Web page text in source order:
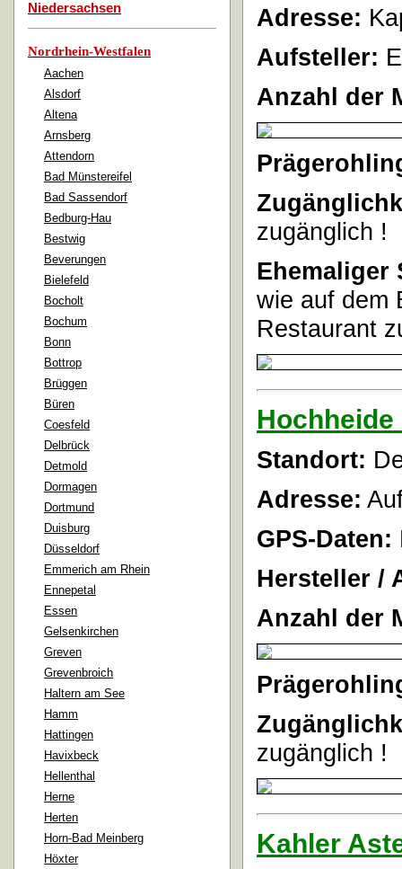
Niedersachsen
Nordrhein-Westfalen
Aachen
Alsdorf
Altena
Arnsberg
Attendorn
Bad Münstereifel
Bad Sassendorf
Bedburg-Hau
Bestwig
Beverungen
Bielefeld
Bocholt
Bochum
Bonn
Bottrop
Brüggen
Büren
Coesfeld
Delbrück
Detmold
Dormagen
Dortmund
Duisburg
Düsseldorf
Emmerich am Rhein
Ennepetal
Essen
Gelsenkirchen
Greven
Grevenbroich
Haltern am See
Hamm
Hattingen
Havixbeck
Hellenthal
Herne
Herten
Horn-Bad Meinberg
Höxter
Adresse:
Aufsteller:
Anzahl der
zugänglich !
Ehemaliger
wie auf dem
Restaurant
Hochheide
Standort:
Adresse:
GPS-Daten:
Hersteller /
Anzahl der
zugänglich !
Kahler